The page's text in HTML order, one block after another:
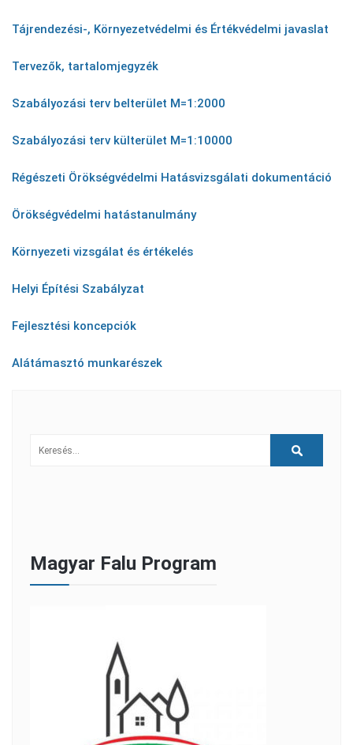
Tájrendezési-, Környezetvédelmi és Értékvédelmi javaslat
Tervezők, tartalomjegyzék
Szabályozási terv belterület M=1:2000
Szabályozási terv külterület M=1:10000
Régészeti Örökségvédelmi Hatásvizsgálati dokumentáció
Örökségvédelmi hatástanulmány
Környezeti vizsgálat és értékelés
Helyi Építési Szabályzat
Fejlesztési koncepciók
Alátámasztó munkarészek
Magyar Falu Program